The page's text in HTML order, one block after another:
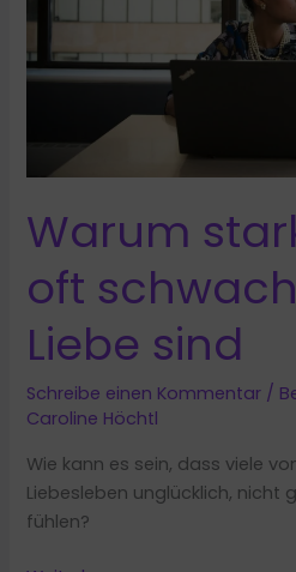
Warum
oft
Liebe sind
Schreibe einen Kommentar /
Caroline Höchtl
Wie kann es sein, dass viele
Liebesleben unglücklich, nicht
fühlen?